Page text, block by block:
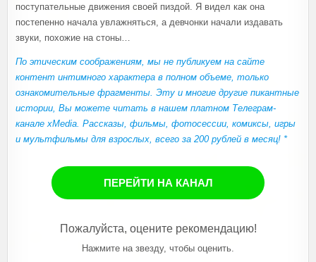
поступательные движения своей пиздой. Я видел как она
постепенно начала увлажняться, а девчонки начали издавать
звуки, похожие на стоны…
По этическим соображениям, мы не публикуем на сайте
контент интимного характера в полном объеме, только
ознакомительные фрагменты. Эту и многие другие пикантные
истории, Вы можете читать в нашем платном Телеграм-
канале xMedia. Рассказы, фильмы, фотосессии, комиксы, игры
и мультфильмы для взрослых, всего за 200 рублей в месяц! *
ПЕРЕЙТИ НА КАНАЛ
Пожалуйста, оцените рекомендацию!
Нажмите на звезду, чтобы оценить.